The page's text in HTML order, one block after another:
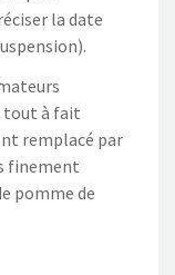
la date
tout à fait
remplacé par
finement
pomme de